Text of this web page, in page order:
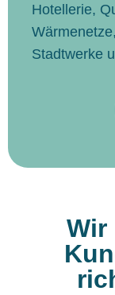
Hotellerie,
Stadtwerke
Wir